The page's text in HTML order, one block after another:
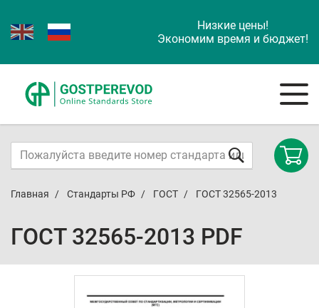
Низкие цены!
Экономим время и бюджет!
Главная Стандарты РФ ГОСТ ГОСТ 32565-2013
ГОСТ 32565-2013 PDF